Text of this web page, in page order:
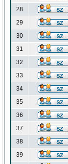
28
29
30
31
32
33
34
35
36
37
38
39